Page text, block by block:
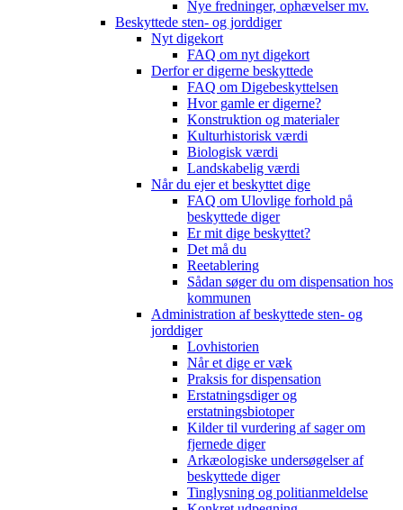
Nye fredninger, ophævelser mv.
Beskyttede sten- og jorddiger
Nyt digekort
FAQ om nyt digekort
Derfor er digerne beskyttede
FAQ om Digebeskyttelsen
Hvor gamle er digerne?
Konstruktion og materialer
Kulturhistorisk værdi
Biologisk værdi
Landskabelig værdi
Når du ejer et beskyttet dige
FAQ om Ulovlige forhold på
beskyttede diger
Er mit dige beskyttet?
Det må du
Reetablering
Sådan søger du om dispensation hos
kommunen
Administration af beskyttede sten- og
jorddiger
Lovhistorien
Når et dige er væk
Praksis for dispensation
Erstatningsdiger og
erstatningsbiotoper
Kilder til vurdering af sager om
fjernede diger
Arkæologiske undersøgelser af
beskyttede diger
Tinglysning og politianmeldelse